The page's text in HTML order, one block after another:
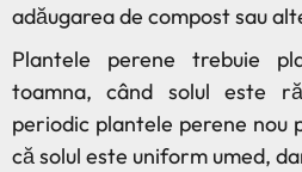
adăugarea de compost sau
Plantele perene trebuie
toamna, când solul este
periodic plantele perene nou
că solul este uniform umed,